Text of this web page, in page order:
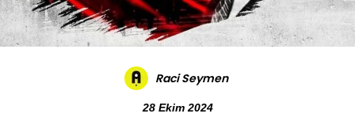
Raci Seymen
28 Ekim 2024